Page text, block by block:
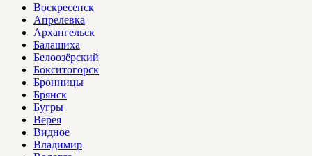
Воскресенск
Апрелевка
Архангельск
Балашиха
Белоозёрский
Бокситогорск
Бронницы
Брянск
Бугры
Верея
Видное
Владимир